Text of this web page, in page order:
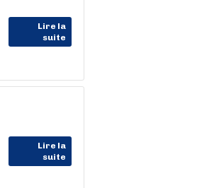
Lire la
suite
Lire la
suite